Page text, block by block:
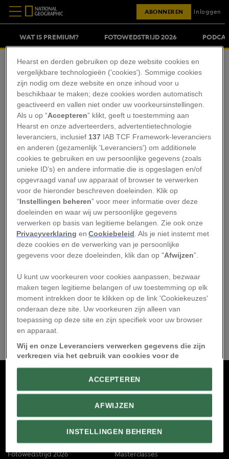
WAT IS PREMIUM? FOTOWEDSTRIJD 2026
ABONNEREN Inloggen
LIAN KANDELAAR
Lian studeert Film- en Literatuurwetenschap aan
de Universiteit Leiden. Schrijven doet ze al van
jongs af aan: op haar tiende had ze al haar eerste
boek geschreven over bedreigde dieren. In haar
vrije tijd houdt ze van tekenen, lezen, podcasts
luisteren en spelletjes spelen.
Diepzeemijnbouw: de
sleutel tot groene
energie of vernietiging
van een onmisbaar
ecosysteem?
21/01/2026
Podcasts
Fotowedstrijd 2026
Masterclasses
Hearst en derden gebruiken op deze website cookies en
vergelijkbare technologieën ('cookies'). Sommige cookies
zijn nodig om deze website en onze inhoud voor u
beschikbaar te maken; deze cookies worden automatisch
geactiveerd en vallen niet onder uw voorkeursinstellingen.
Als u op “Accepteren” klikt, geeft u toestemming aan
Hearst en onze adverteerders, advertentietechnologie
leveranciers, inclusief 137 IAB TCF Framework-leveranciers
en anderen (gezamenlijk 'Leveranciers') om additionele
cookies te gebruiken en uw persoonlijke gegevens (zoals
unieke ID’s) en andere informatie die is opgeslagen en/of
opgevraagd vanaf uw apparaat of browser te verwerken
voor de hieronder beschreven doeleinden. Klik op
“Instellingen beheren” voor meer informatie over deze
doeleinden en waar wij uw persoonlijke gegevens
verwerken op basis van legitieme belangen. Zie ook onze
Privacyverklaring enCookiebeleid . Als je niet instemt met
deze cookies en de verwerking van je persoonlijke
gegevens voor deze doeleinden, klik dan op "Afwijzen”.
U kunt uw voorkeuren voor cookies aanpassen, bezwaar
maken tegen legitieme belangen of uw toestemming op elk
moment intrekken door te klikken op de link 'Cookiekeuzes'
onderaan deze site. Uw voorkeuren zijn alleen van
toepassing op deze site en zijn specifiek voor uw browser
en apparaat.
Wij en onze Leveranciers verwerken gegevens die zijn
verkregen via het gebruik van cookies voor de
De apparaatkenmerken actief scannen ter identificatie.
Gepersonaliseerde advertenties en content, advertentie- en
contentmetingen, doelgroepenonderzoek en ontwikkeling
Link naar IAB leveranciers
INSTELLINGEN BEHEREN
AFWIJZEN
ACCEPTEREN